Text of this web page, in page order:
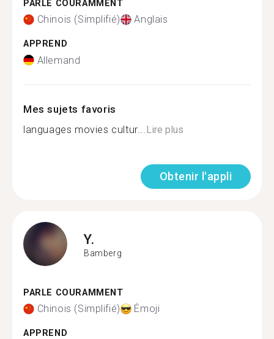
PARLE COURAMMENT
Chinois (Simplifié) Anglais
APPREND
Allemand
Mes sujets favoris
languages movies cultur... Lire plus
Obtenir l'appli
Y.
Bamberg
PARLE COURAMMENT
Chinois (Simplifié) Émoji
APPREND